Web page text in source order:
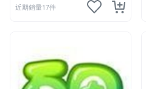
近期銷量17件